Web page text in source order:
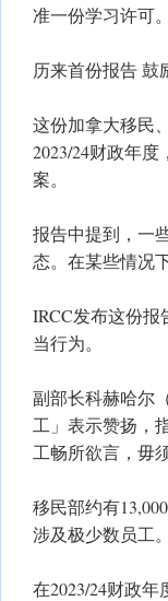
准一份学习许可。
历来首份报告 鼓
这份加拿大移民
2023/24财政年
案。
报告中提到，一
态。在某些情况
IRCC发布这份
当行为。
副部长科赫哈尔
工」表示赞扬，
工畅所欲言，毋
移民部约有
涉及极少数员工。
在2023/24财政